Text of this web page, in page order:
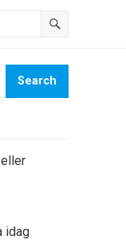
Search
idag